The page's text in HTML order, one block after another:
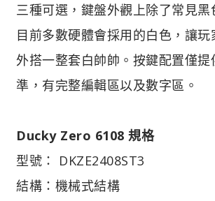
三種可選，鍵盤外觀上除了常見黑
目前多數硬體會採用的白色，讓玩
外搭一整套白帥帥。按鍵配置僅提
準，有完整編輯區以及數字區。
Ducky Zero 6108 規格
型號： DKZE2408ST3
結構：機械式結構